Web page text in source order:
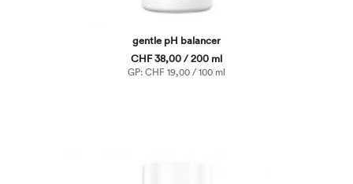
gentle pH balancer
CHF 38,00 / 200 ml
GP: CHF 19,00 / 100 ml